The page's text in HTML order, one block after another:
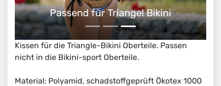
Passend für Triangel Bikini
Kissen für die Triangle-Bikini Oberteile. Passen
nicht in die Bikini-sport Oberteile.
Material: Polyamid, schadstoffgeprüft Ökotex 1000